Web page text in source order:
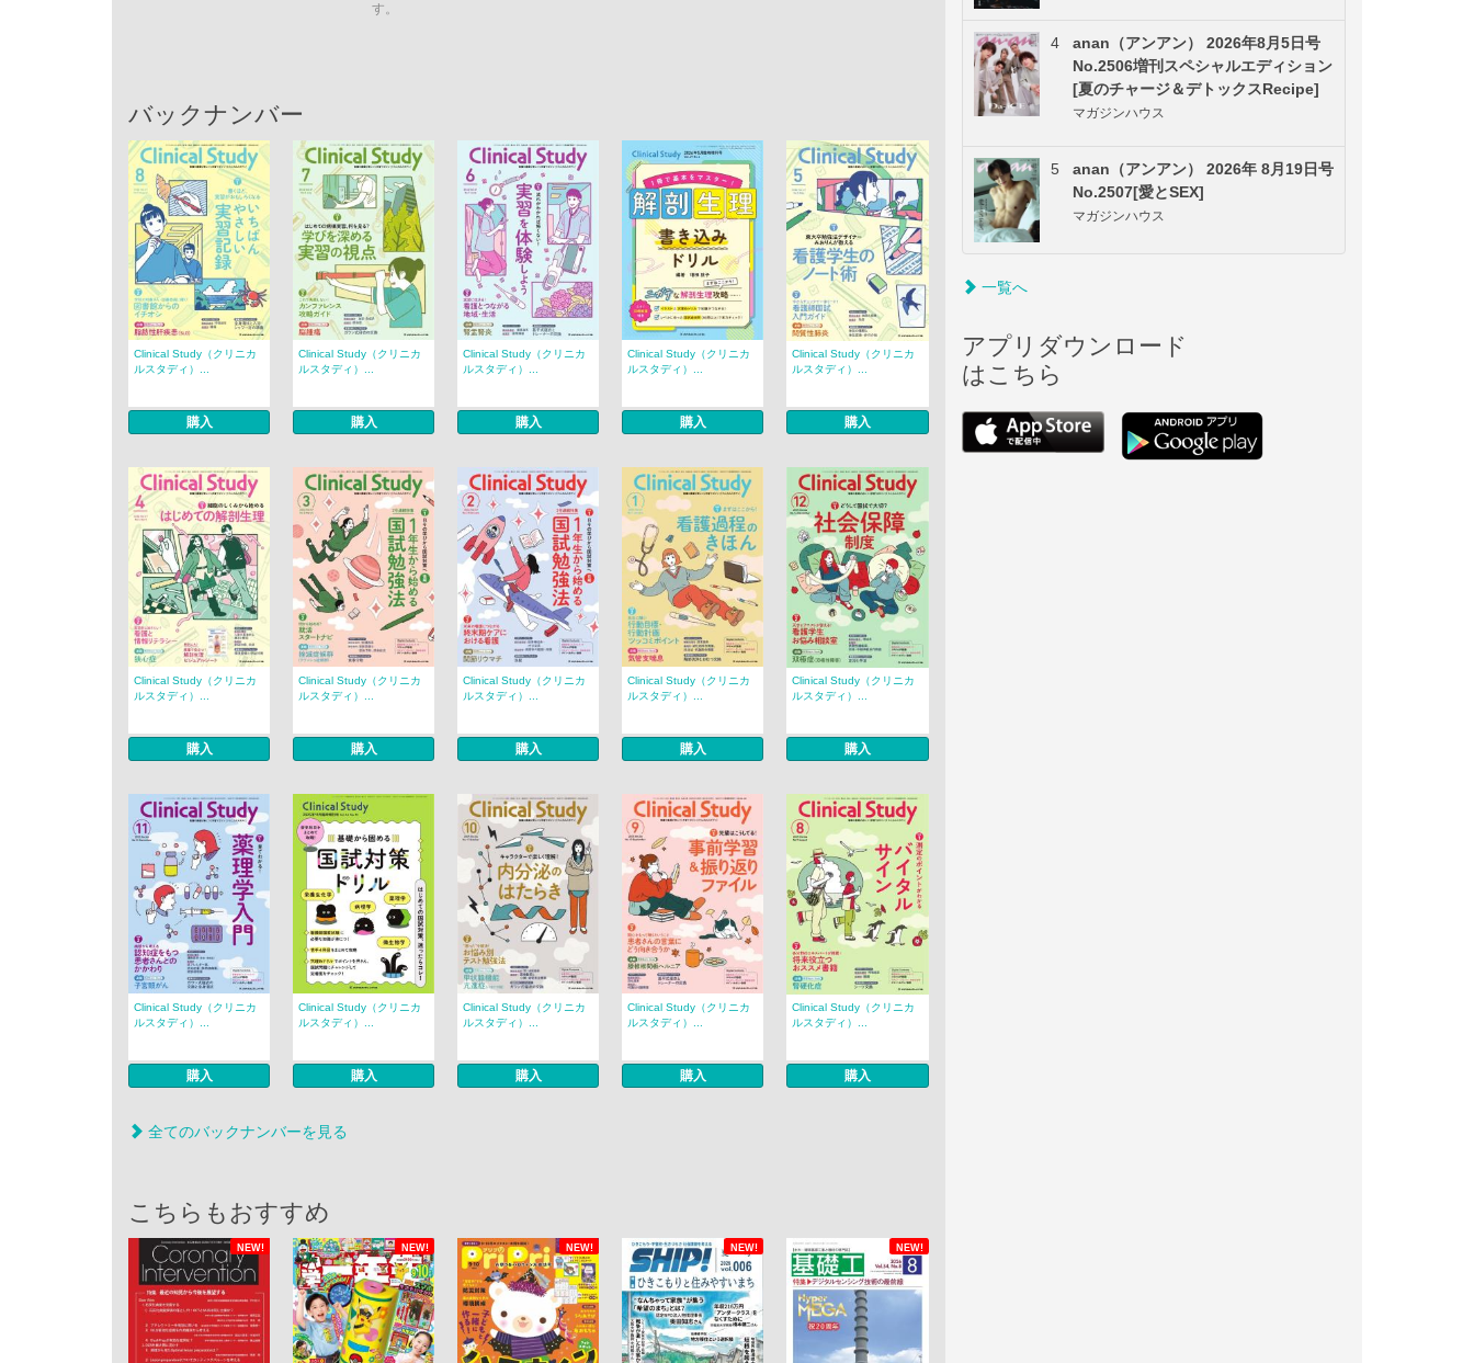
す。
バックナンバー
Clinical Study（クリニカ
ルスタディ）...
購入
Clinical Study（クリニカ
ルスタディ）...
購入
Clinical Study（クリニカ
ルスタディ）...
購入
Clinical Study（クリニカ
ルスタディ）...
購入
Clinical Study（クリニカ
ルスタディ）...
購入
Clinical Study（クリニカ
ルスタディ）...
購入
Clinical Study（クリニカ
ルスタディ）...
購入
Clinical Study（クリニカ
ルスタディ）...
購入
Clinical Study（クリニカ
ルスタディ）...
購入
Clinical Study（クリニカ
ルスタディ）...
購入
Clinical Study（クリニカ
ルスタディ）...
購入
Clinical Study（クリニカ
ルスタディ）...
購入
Clinical Study（クリニカ
ルスタディ）...
購入
Clinical Study（クリニカ
ルスタディ）...
購入
Clinical Study（クリニカ
ルスタディ）...
購入
全てのバックナンバーを見る
こちらもおすすめ
NEW! NEW! NEW! NEW! NEW!
4
anan（アンアン） 2026年8月5日号
No.2506増刊スペシャルエディション
[夏のチャージ＆デトックスRecipe]
マガジンハウス
5
anan（アンアン） 2026年 8月19日号
No.2507[愛とSEX]
マガジンハウス
一覧へ
アプリダウンロード
はこちら